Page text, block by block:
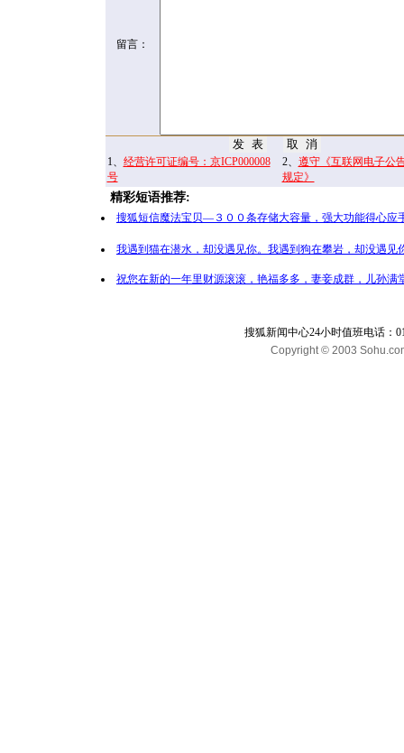
留言：
1、 经营许可证编号：京ICP000008
号
2、 遵守《互联网电子公
规定》
精彩短语推荐:
搜狐短信魔法宝贝—３００条存储大容量，强大功能得心应
我遇到猫在潜水，却没遇见你。我遇到狗在攀岩，却没遇
祝您在新的一年里财源滚滚，艳福多多，妻妾成群，儿孙
搜狐新闻中心24小时值班电话：
Copyright © 2003